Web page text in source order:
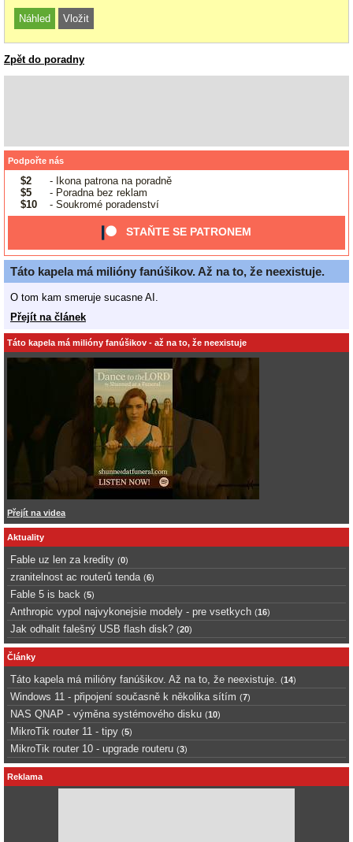
Zpět do poradny
Podpořte nás
$2
- Ikona patrona na poradně
$5
- Poradna bez reklam
$10
- Soukromé poradenství
STAŇTE SE PATRONEM
Táto kapela má milióny fanúšikov. Až na to, že neexistuje.
O tom kam smeruje sucasne AI.
Přejít na článek
Táto kapela má milióny fanúšikov - až na to, že neexistuje
Přejít na videa
Aktuality
Fable uz len za kredity (0)
zranitelnost ac routerů tenda (6)
Fable 5 is back (5)
Anthropic vypol najvykonejsie modely - pre vsetkych (16)
Jak odhalit falešný USB flash disk? (20)
Články
Táto kapela má milióny fanúšikov. Až na to, že neexistuje. (14)
Windows 11 - připojení současně k několika sítím (7)
NAS QNAP - výměna systémového disku (10)
MikroTik router 11 - tipy (5)
MikroTik router 10 - upgrade routeru (3)
Reklama